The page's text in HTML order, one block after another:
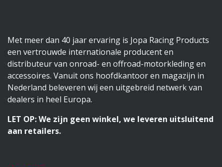
Met meer dan 40 jaar ervaring is Jopa Racing Products
een vertrouwde internationale producent en
distributeur van onroad- en offroad-motorkleding en
accessoires. Vanuit ons hoofdkantoor en magazijn in
Nederland beleveren wij een uitgebreid netwerk van
dealers in heel Europa.
LET OP: We zijn geen winkel, we leveren uitsluitend
aan retailers.